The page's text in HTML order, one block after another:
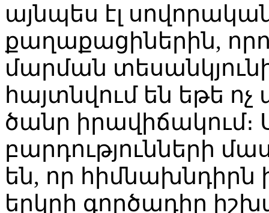
այնպես էլ
քաղաքացիներին,
մարման
հայտնվում են եթե
ծանր
բարդությունների
են, որ հիմնախնդիրն
երկրի գործադիր